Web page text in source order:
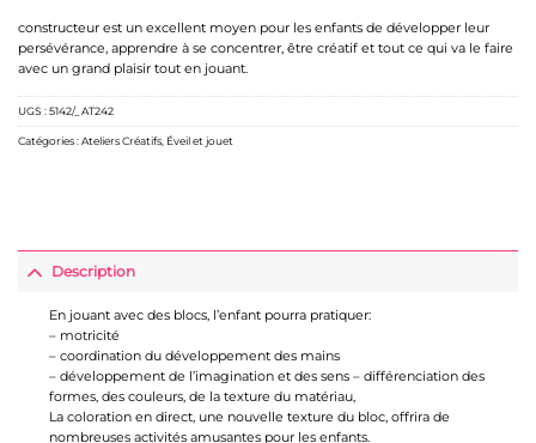
constructeur est un excellent moyen pour les enfants de développer leur
persévérance, apprendre à se concentrer, être créatif et tout ce qui va le faire
avec un grand plaisir tout en jouant.
UGS :5142/_AT242
Catégories :Ateliers Créatifs Éveil et jouet
Description
En jouant avec des blocs, l’enfant pourra pratiquer:
– motricité
– coordination du développement des mains
– développement de l’imagination et des sens – différenciation des
formes, des couleurs, de la texture du matériau,
La coloration en direct, une nouvelle texture du bloc, offrira de
nombreuses activités amusantes pour les enfants.